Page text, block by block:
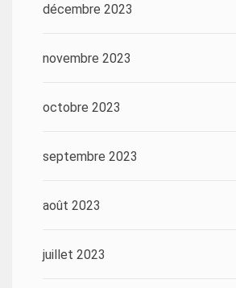
décembre 2023
novembre 2023
octobre 2023
septembre 2023
août 2023
juillet 2023